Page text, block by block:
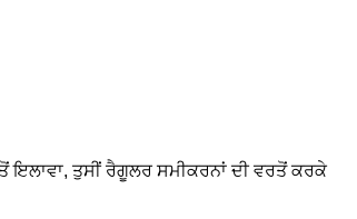
ਤੁਸੀਂ ਰੈਗੂਲਰ ਸਮੀਕਰਨਾਂ ਦੀ ਵਰਤੋਂ ਕਰਕੇ